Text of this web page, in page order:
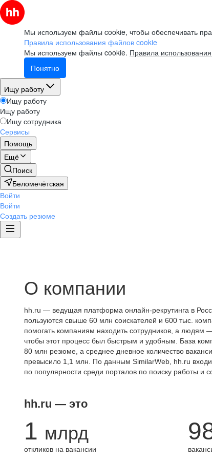
Мы используем файлы cookie, чтобы обеспечивать
Правила использования файлов cookie
Мы используем файлы cookie. Правила
Понятно
Ищу работу
Ищу работу
Ищу работу
Ищу сотрудника
Сервисы
Помощь
Ещё
Поиск
Беломечётская
Войти
Войти
Создать резюме
О компании
hh.ru — ведущая платформа онлайн-рекрутинга в
пользуются свыше 60 млн соискателей и 600 тыс.
помогать компаниям находить сотрудников, а людям —
чтобы этот процесс был быстрым и удобным. База
80 млн резюме, а среднее дневное количество
превысило 1,1 млн. По данным SimilarWeb, hh.ru
по популярности среди порталов по поиску работы и
hh.ru — это
1 млрд
откликов на вакансии